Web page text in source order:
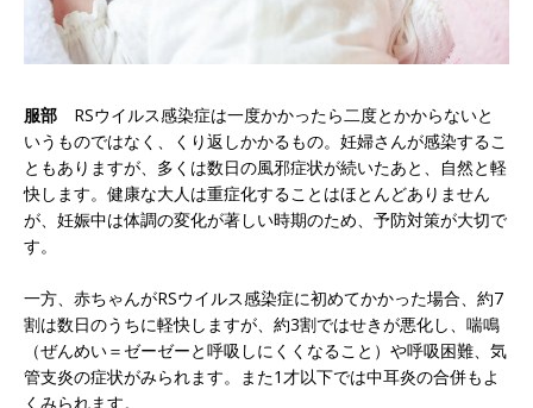
服部 RSウイルス感染症は一度かかったら二度とかからないと
いうものではなく、くり返しかかるもの。妊婦さんが感染するこ
ともありますが、多くは数日の風邪症状が続いたあと、自然と軽
快します。健康な大人は重症化することはほとんどありません
が、妊娠中は体調の変化が著しい時期のため、予防対策が大切で
す。
一方、赤ちゃんがRSウイルス感染症に初めてかかった場合、約7
割は数日のうちに軽快しますが、約3割ではせきが悪化し、喘鳴
（ぜんめい＝ゼーゼーと呼吸しにくくなること）や呼吸困難、気
管支炎の症状がみられます。また1才以下では中耳炎の合併もよ
くみられます。